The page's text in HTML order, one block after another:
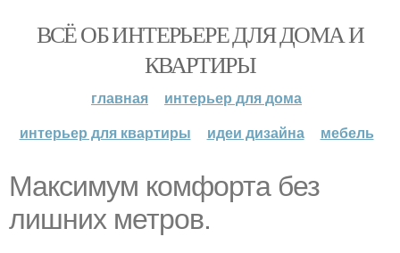
ВСЁ ОБ ИНТЕРЬЕРЕ ДЛЯ ДОМА И
КВАРТИРЫ
главная
интерьер для дома
интерьер для квартиры
идеи дизайна мебель
Максимум комфорта без
лишних метров.